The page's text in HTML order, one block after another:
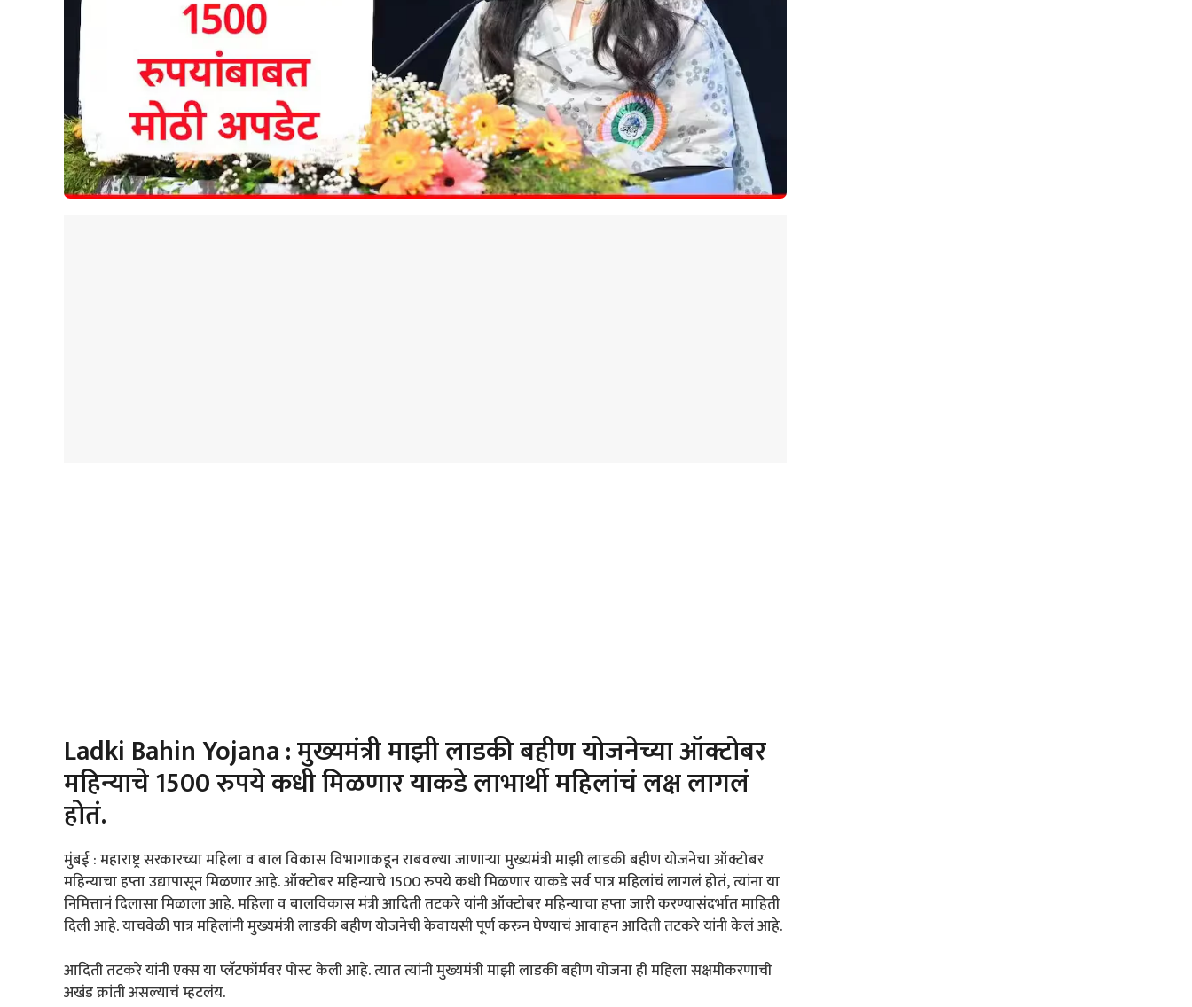
Ladki Bahin Yojana : मुख्यमंत्री माझी लाडकी बहीण योजनेच्या ऑक्टोबर
महिन्याचे 1500 रुपये कधी मिळणार याकडे लाभार्थी महिलांचं लक्ष लागलं
होतं.
मुंबई : महाराष्ट्र सरकारच्या महिला व बाल विकास विभागाकडून राबवल्या जाणाऱ्या मुख्यमंत्री माझी लाडकी बहीण योजनेचा ऑक्टोबर
महिन्याचा हप्ता उद्यापासून मिळणार आहे. ऑक्टोबर महिन्याचे 1500 रुपये कधी मिळणार याकडे सर्व पात्र महिलांचं लागलं होतं, त्यांना या
निमित्तानं दिलासा मिळाला आहे. महिला व बालविकास मंत्री आदिती तटकरे यांनी ऑक्टोबर महिन्याचा हप्ता जारी करण्यासंदर्भात माहिती
दिली आहे. याचवेळी पात्र महिलांनी मुख्यमंत्री लाडकी बहीण योजनेची केवायसी पूर्ण करुन घेण्याचं आवाहन आदिती तटकरे यांनी केलं आहे.
आदिती तटकरे यांनी एक्स या प्लॅटफॉर्मवर पोस्ट केली आहे. त्यात त्यांनी मुख्यमंत्री माझी लाडकी बहीण योजना ही महिला सक्षमीकरणाची
अखंड क्रांती असल्याचं म्हटलंय.